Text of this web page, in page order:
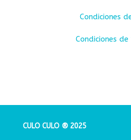
Condiciones
Condiciones
CULO CULO ® 2025